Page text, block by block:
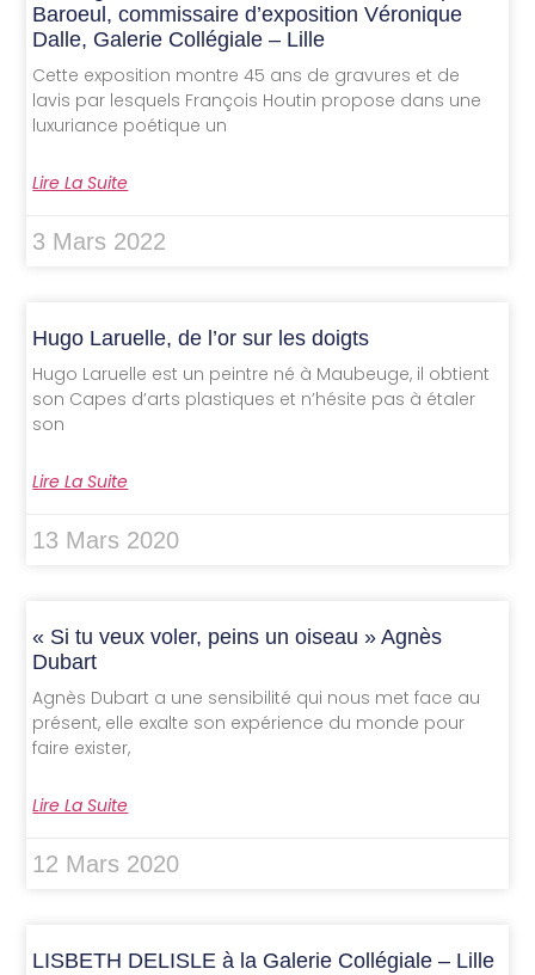
Baroeul, commissaire d’exposition Véronique
Dalle, Galerie Collégiale – Lille
Cette exposition montre 45 ans de gravures et de
lavis par lesquels François Houtin propose dans une
luxuriance poétique un
Lire La Suite
3 Mars 2022
Hugo Laruelle, de l’or sur les doigts
Hugo Laruelle est un peintre né à Maubeuge, il obtient
son Capes d’arts plastiques et n’hésite pas à étaler
son
Lire La Suite
13 Mars 2020
« Si tu veux voler, peins un oiseau » Agnès
Dubart
Agnès Dubart a une sensibilité qui nous met face au
présent, elle exalte son expérience du monde pour
faire exister,
Lire La Suite
12 Mars 2020
LISBETH DELISLE à la Galerie Collégiale – Lille